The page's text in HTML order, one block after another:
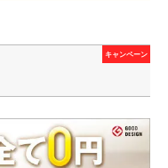
キャンペーン